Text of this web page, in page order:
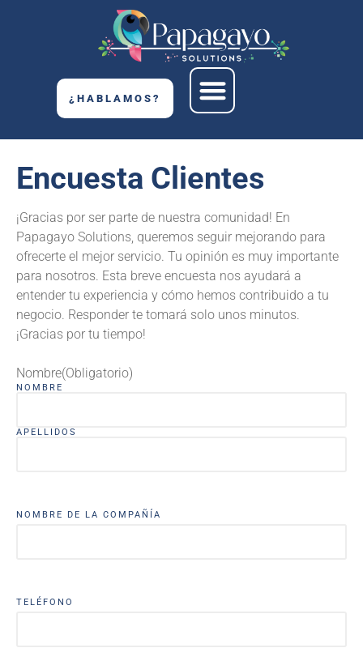
¿HABLAMOS?
Encuesta Clientes
¡Gracias por ser parte de nuestra comunidad! En
Papagayo Solutions, queremos seguir mejorando para
ofrecerte el mejor servicio. Tu opinión es muy importante
para nosotros. Esta breve encuesta nos ayudará a
entender tu experiencia y cómo hemos contribuido a tu
negocio. Responder te tomará solo unos minutos.
¡Gracias por tu tiempo!
Nombre(Obligatorio)
NOMBRE
APELLIDOS
NOMBRE DE LA COMPAÑÍA
TELÉFONO